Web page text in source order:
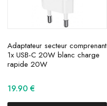
Adaptateur secteur comprenant
1x USB-C 20W blanc charge
rapide 20W
19.90 €